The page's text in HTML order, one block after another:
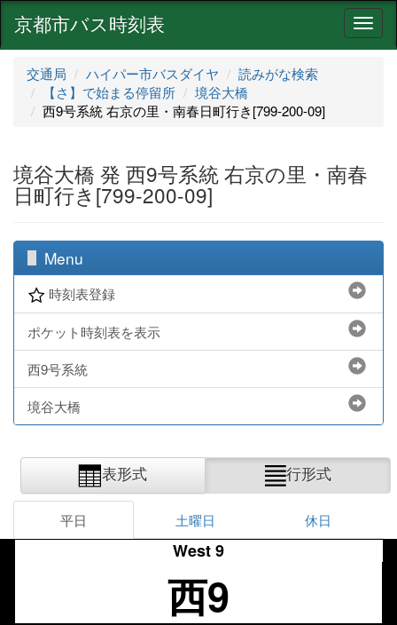
ナ
ビ
京都市バス時刻表
交通局 ハイパー市バスダイヤ
読みがな検索
【さ】で始まる停留所
境谷大橋
西9号系統 右京の里・南春日町行き[799-200-09]
境谷大橋 発 西9号系統 右京の里・南春
日町行き[799-200-09]
Menu
時刻表登録
ポケット時刻表を表示
西9号系統
境谷大橋
表形式 行形式
平日 土曜日 休日
West 9
西9